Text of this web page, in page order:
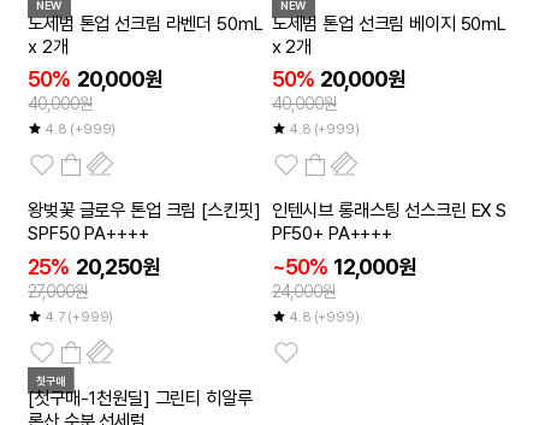
NEW
50%
노세범 톤업 선크림 라벤더 50mL
x 2개
50% 20,000원
40,000원
4.8 (+999)
NEW
50%
노세범 톤업 선크림 베이지 50mL
x 2개
50% 20,000원
40,000원
4.8 (+999)
왕벚꽃 글로우 톤업 크림 [스킨핏]
SPF50 PA++++
25% 20,250원
27,000원
4.7 (+999)
~50%
인텐시브 롱래스팅 선스크린 EX S
PF50+ PA++++
~50% 12,000원
24,000원
4.8 (+999)
첫구매
[첫구매-1천원딜] 그린티 히알루